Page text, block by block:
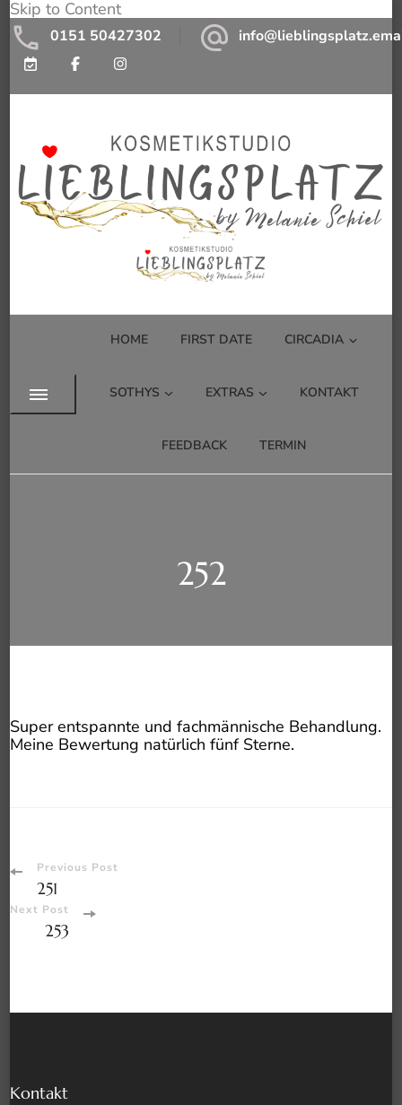
Skip to Content
0151 50427302
Kosmetikstudio Lieblingsplatz by
Melanie Schiel
Kosmetikstudio mit Wohlfühlfaktor
HOME FIRST DATE CIRCADIA
SOTHYS EXTRAS KONTAKT
FEEDBACK TERMIN
252
Super entspannte und fachmännische Behandlung.
Meine Bewertung natürlich fünf Sterne.
Post
Navigation
Previous Post
251
Next Post
253
Kontakt